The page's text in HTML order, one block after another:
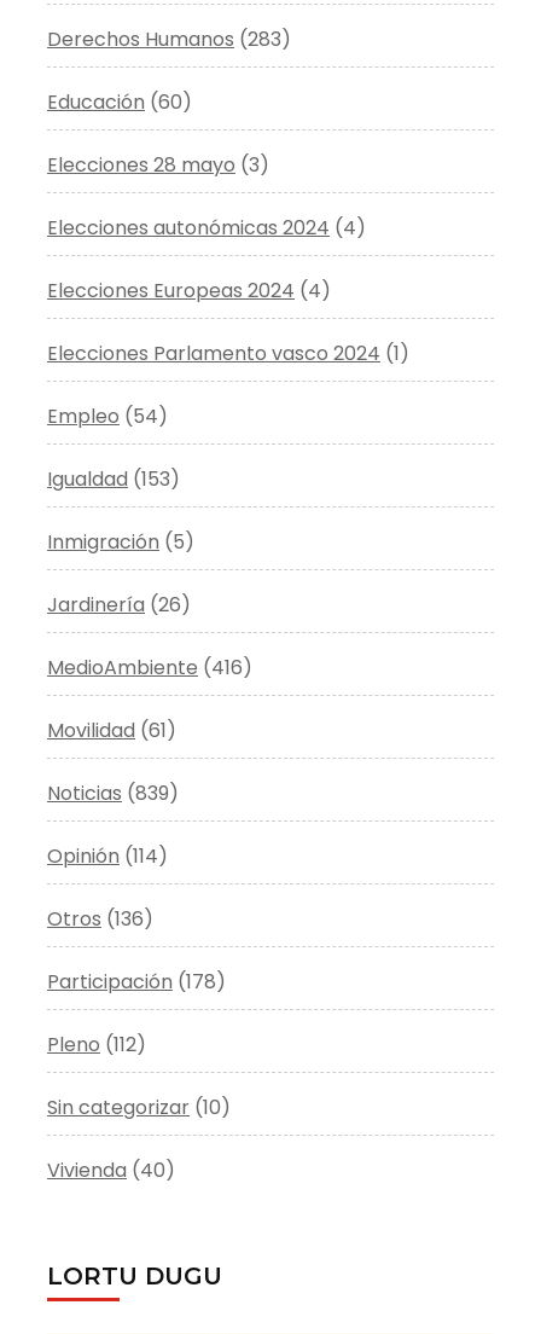
Derechos Humanos (283)
Educación (60)
Elecciones 28 mayo (3)
Elecciones autonómicas 2024 (4)
Elecciones Europeas 2024 (4)
Elecciones Parlamento vasco 2024 (1)
Empleo (54)
Igualdad (153)
Inmigración (5)
Jardinería (26)
MedioAmbiente (416)
Movilidad (61)
Noticias (839)
Opinión (114)
Otros (136)
Participación (178)
Pleno (112)
Sin categorizar (10)
Vivienda (40)
LORTU DUGU